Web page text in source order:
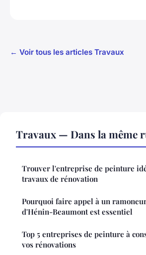
← Voir tous les articles Travaux
Travaux — Dans la même
Trouver l'entreprise de peinture
travaux de rénovation
Pourquoi faire appel à un
d'Hénin-Beaumont est essentiel
Top 5 entreprises de peinture à
vos rénovations